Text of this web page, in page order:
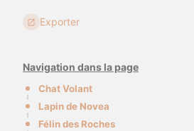
Exporter
Navigation dans la page
Chat Volant
Lapin de Novea
Félin des Roches